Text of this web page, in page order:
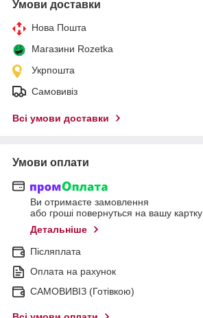
Умови доставки
Нова Пошта
Магазини Rozetka
Укрпошта
Самовивіз
Всі умови доставки
Умови оплати
Ви отримаєте замовлення
або гроші повернуться на вашу картку
Детальніше
Післяплата
Оплата на рахунок
САМОВИВІЗ (Готівкою)